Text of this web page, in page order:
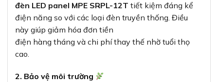
đèn LED panel MPE SRPL-12T tiết kiệm đáng kể
điện năng so với các loại đèn truyền thống. Điều
này giúp giảm hóa đơn tiền
điện hàng tháng và chi phí thay thế nhờ tuổi thọ
cao.
2. Bảo vệ môi trường